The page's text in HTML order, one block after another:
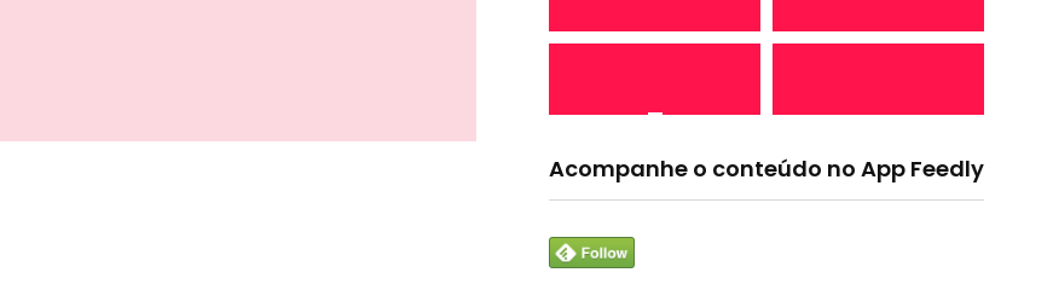
7
Canal Conta
Comigo
Conta Comigo MEI
Acompanhe o conteúdo no App Feedly